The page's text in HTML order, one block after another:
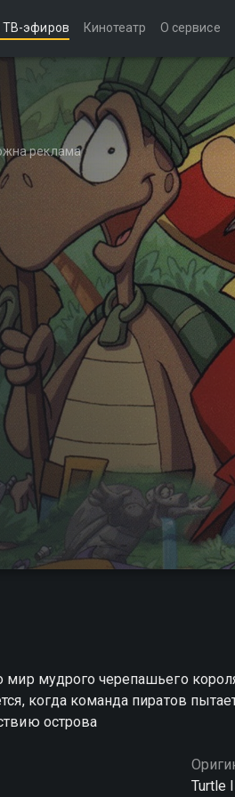
ТВ-эфиров Кинотеатр О сервисе
реклама
мудрого черепашьего
когда команда пиратов
острова
Turtle